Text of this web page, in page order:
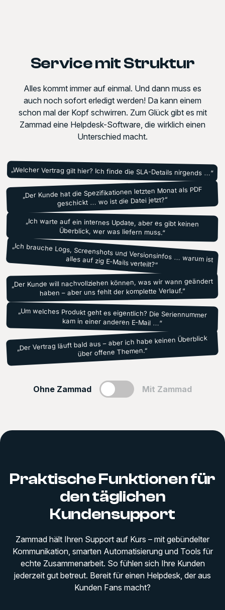
Service mit Struktur
Alles kommt immer auf einmal. Und dann muss es
auch noch sofort erledigt werden! Da kann einem
schon mal der Kopf schwirren. Zum Glück gibt es mit
Zammad eine Helpdesk-Software, die wirklich einen
Unterschied macht.
„Welcher Vertrag gilt hier? Ich finde die SLA-Details nirgends …“
„Der Kunde hat die Spezifikationen letzten Monat als PDF
geschickt … wo ist die Datei jetzt?“
„Ich warte auf ein internes Update, aber es gibt keinen
Überblick, wer was liefern muss.“
„Ich brauche Logs, Screenshots und Versionsinfos … warum ist
alles auf zig E-Mails verteilt?“
„Der Kunde will nachvollziehen können, was wir wann geändert
haben – aber uns fehlt der komplette Verlauf.“
„Um welches Produkt geht es eigentlich? Die Seriennummer
kam in einer anderen E-Mail …“
„Der Vertrag läuft bald aus – aber ich habe keinen Überblick
über offene Themen.“
Ohne Zammad Mit Zammad
Praktische Funktionen für
den täglichen
Kundensupport
Zammad hält Ihren Support auf Kurs – mit gebündelter
Kommunikation, smarten Automatisierung und Tools für
echte Zusammenarbeit. So fühlen sich Ihre Kunden
jederzeit gut betreut. Bereit für einen Helpdesk, der aus
Kunden Fans macht?